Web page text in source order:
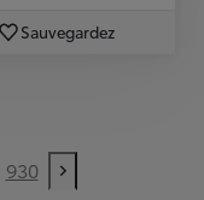
Sauvegardez
930
Next page